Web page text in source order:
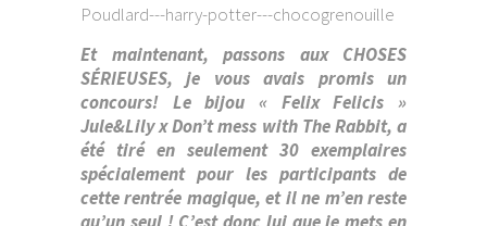
Et maintenant, passons aux CHOSES
SÉRIEUSES, je vous avais promis un
concours! Le bijou « Felix Felicis »
Jule&Lily x Don’t mess with The Rabbit, a
été tiré en seulement 30 exemplaires
spécialement pour les participants de
cette rentrée magique, et il ne m’en reste